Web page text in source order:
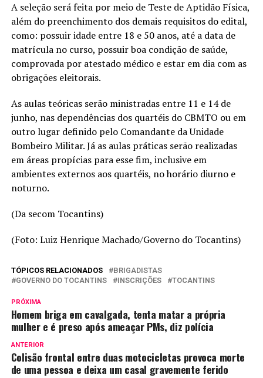
A seleção será feita por meio de Teste de Aptidão Física,
além do preenchimento dos demais requisitos do edital,
como: possuir idade entre 18 e 50 anos, até a data de
matrícula no curso, possuir boa condição de saúde,
comprovada por atestado médico e estar em dia com as
obrigações eleitorais.
As aulas teóricas serão ministradas entre 11 e 14 de
junho, nas dependências dos quartéis do CBMTO ou em
outro lugar definido pelo Comandante da Unidade
Bombeiro Militar. Já as aulas práticas serão realizadas
em áreas propícias para esse fim, inclusive em
ambientes externos aos quartéis, no horário diurno e
noturno.
(Da secom Tocantins)
(Foto: Luiz Henrique Machado/Governo do Tocantins)
TÓPICOS RELACIONADOS
BRIGADISTAS
GOVERNO DO TOCANTINS
INSCRIÇÕES TOCANTINS
PRÓXIMA
Homem briga em cavalgada, tenta matar a própria
mulher e é preso após ameaçar PMs, diz polícia
ANTERIOR
Colisão frontal entre duas motocicletas provoca morte
de uma pessoa e deixa um casal gravemente ferido